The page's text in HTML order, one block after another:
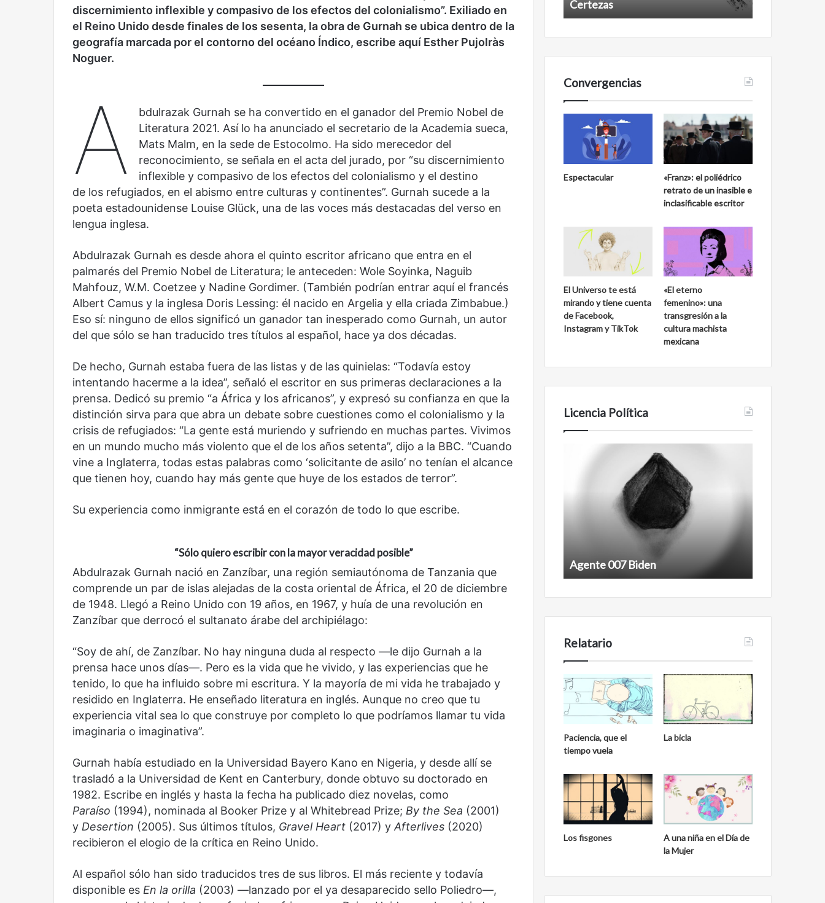
discernimiento inflexible y compasivo de los efectos del colonialismo”. Exiliado en
el Reino Unidodesde finales de los sesenta, la obra de Gurnah se ubica dentro de la
geografía marcada por el contorno del océano Índico, escribe aquí Esther Pujolràs
Noguer.
A
bdulrazak Gurnah se ha convertido en el ganador del Premio Nobel de
Literatura 2021. Así lo ha anunciado el secretario de la Academia sueca,
Mats Malm, en la sede de Estocolmo. Ha sido merecedor del
reconocimiento, se señala en el acta del jurado, por “su discernimiento
inflexible y compasivo de los efectos del colonialismo y el destino
de los refugiados, en el abismo entre culturas y continentes”. Gurnah sucede a la
poeta estadounidense Louise Glück, una de las voces más destacadas del verso en
lengua inglesa.
Abdulrazak Gurnah es desde ahora el quinto escritor africano que entra en el
palmarés del Premio Nobel de Literatura; le anteceden: Wole Soyinka, Naguib
Mahfouz, W.M. Coetzee y Nadine Gordimer. (También podrían entrar aquí el francés
Albert Camus y la inglesa Doris Lessing: él nacido en Argelia y ella criada Zimbabue.)
Eso sí: ninguno de ellos significó un ganador tan inesperado como Gurnah, un autor
del que sólo se han traducido tres títulos al español, hace ya dos décadas.
De hecho, Gurnah estaba fuera de las listas y de las quinielas: “Todavía estoy
intentando hacerme a la idea”, señaló el escritor en sus primeras declaraciones a la
prensa. Dedicó su premio “a África y los africanos”, y expresó su confianza en que la
distinción sirva para que abra un debate sobre cuestiones como el colonialismo y la
crisis de refugiados: “La gente está muriendo y sufriendo en muchas partes. Vivimos
en un mundo mucho más violento que el de los años setenta”, dijo a la BBC. “Cuando
vine a Inglaterra, todas estas palabras como ‘solicitante de asilo’ no tenían el alcance
que tienen hoy, cuando hay más gente que huye de los estados de terror”.
Su experiencia como inmigrante está en el corazón de todo lo que escribe.
“Sólo quiero escribir con la mayor veracidad posible”
Abdulrazak Gurnah nació en Zanzíbar, una región semiautónoma de Tanzania que
comprende un par de islas alejadas de la costa oriental de África, el 20 de diciembre
de 1948. Llegó a Reino Unido con 19 años, en 1967, y huía de una revolución en
Zanzíbar que derrocó el sultanato árabe del archipiélago:
“Soy de ahí, de Zanzíbar. No hay ninguna duda al respecto —le dijo Gurnah a la
prensa hace unos días—. Pero es la vida que he vivido, y las experiencias que he
tenido, lo que ha influido sobre mi escritura. Y la mayoría de mi vida he trabajado y
residido en Inglaterra. He enseñado literatura en inglés. Aunque no creo que tu
experiencia vital sea lo que construye por completo lo que podríamos llamar tu vida
imaginaria o imaginativa”.
Gurnah había estudiado en la Universidad Bayero Kano en Nigeria, y desde allí se
trasladó a la Universidad de Kent en Canterbury, donde obtuvo su doctorado en
1982. Escribe en inglés y hasta la fecha ha publicado diez novelas, como
Paraíso (1994), nominada al Booker Prize y al Whitebread Prize; By the Sea (2001)
y Desertion (2005). Sus últimos títulos, Gravel Heart (2017) yAfterlives (2020)
recibieron el elogio de la crítica en Reino Unido.
Al español sólo han sido traducidos tres de sus libros. El más reciente y todavía
disponible es En la orilla (2003) —lanzado por el ya desaparecido sello Poliedro—,
El dragón No murió de amor Certezas
Convergencias
Espectacular
«Franz»: el poliédrico
retrato de un inasible e
inclasificable escritor
El Universo te está
mirando y tiene cuenta
de Facebook,
Instagram y TikTok
«El eterno
femenino»: una
transgresión a la
cultura machista
mexicana
Licencia Política
Nueva
droga
Nueva droga
Obradorista
Agente 007 Biden
Relatario
Paciencia, que el
tiempo vuela
La bicla
Los fisgones
A una niña en el Día de
la Mujer